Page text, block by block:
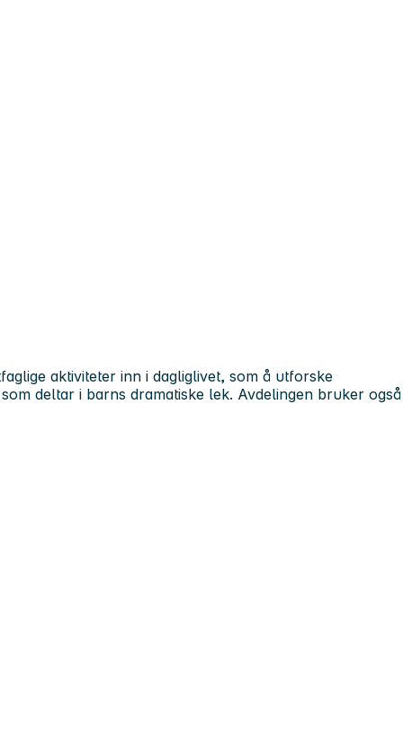
aktiviteter inn i dagliglivet, som å utforske
deltar i barns dramatiske lek. Avdelingen bruker også